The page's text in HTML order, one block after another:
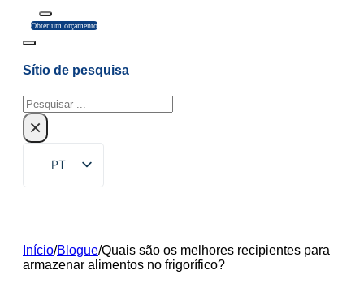
Obter um orçamento
Sítio de pesquisa
Pesquisar
×
PT
EN
FR
DE
Início/Blogue/Quais são os melhores recipientes para
armazenar alimentos no frigorífico?